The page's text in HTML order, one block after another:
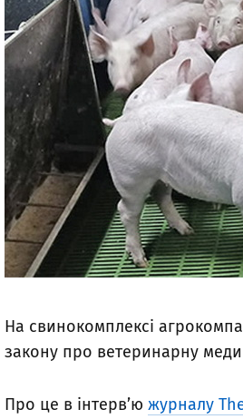
На свинокомплексі
закону про ветеринарну
Про це в інтерв’ю журналу